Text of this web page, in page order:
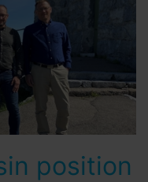
position